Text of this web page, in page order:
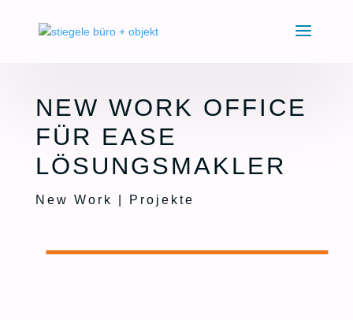
NEW WORK OFFICE
FÜR EASE
LÖSUNGSMAKLER
New Work | Projekte